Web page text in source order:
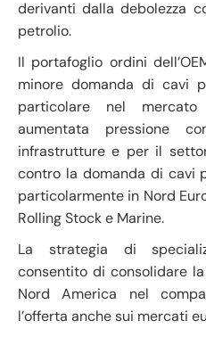
derivanti dalla debolezza
petrolio.
Il portafoglio ordini
minore domanda di cavi
particolare nel
aumentata pressione
infrastrutture e per il
contro la domanda di cavi
particolarmente in Nord
Rolling Stock e Marine.
La strategia di
consentito di consolidare
Nord America nel
l’offerta anche sui mercati